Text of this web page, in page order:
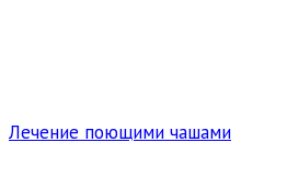
Лечение поющими чашами